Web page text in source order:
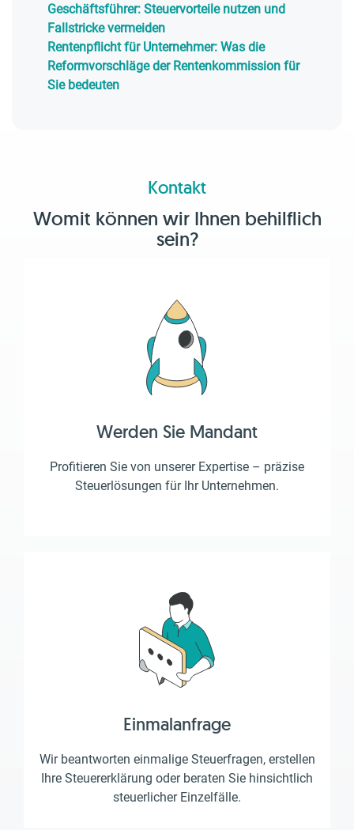
Geschäftsführer: Steuervorteile nutzen und
Fallstricke vermeiden
Rentenpflicht für Unternehmer: Was die
Reformvorschläge der Rentenkommission für
Sie bedeuten
Kontakt
Womit können wir Ihnen behilflich
sein?
Werden Sie Mandant
Profitieren Sie von unserer Expertise – präzise
Steuerlösungen für Ihr Unternehmen.
Einmalanfrage
Wir beantworten einmalige Steuerfragen, erstellen
Ihre Steuererklärung oder beraten Sie hinsichtlich
steuerlicher Einzelfälle.